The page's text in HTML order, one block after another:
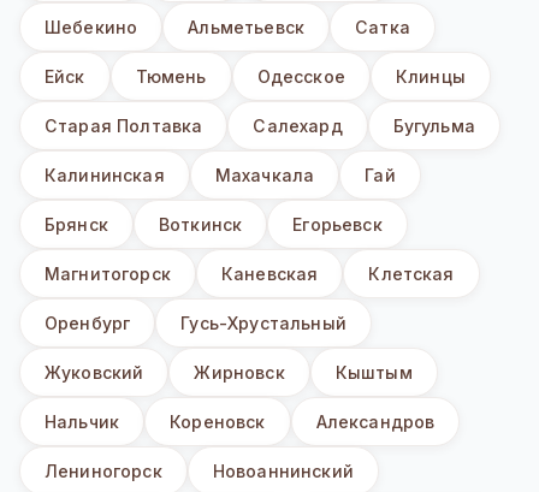
Шебекино Альметьевск Сатка
Ейск Тюмень Одесское Клинцы
Старая Полтавка Салехард Бугульма
Калининская Махачкала Гай
Брянск Воткинск Егорьевск
Магнитогорск Каневская Клетская
Оренбург Гусь-Хрустальный
Жуковский Жирновск Кыштым
Нальчик Кореновск Александров
Лениногорск Новоаннинский